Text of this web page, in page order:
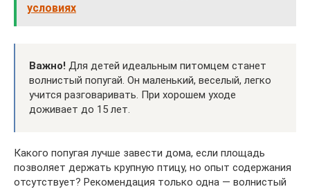
условиях
Важно! Для детей идеальным питомцем станет
волнистый попугай. Он маленький, веселый, легко
учится разговаривать. При хорошем уходе
доживает до 15 лет.
Какого попугая лучше завести дома, если площадь
позволяет держать крупную птицу, но опыт содержания
отсутствует? Рекомендация только одна — волнистый